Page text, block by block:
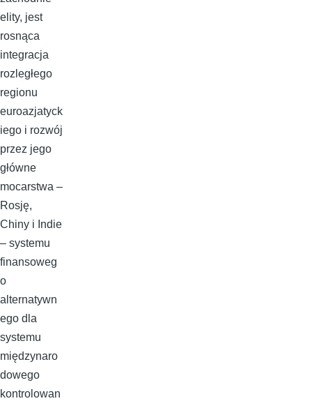
elity, jest
rosnąca
integracja
rozległego
regionu
euroazjatyck
iego i rozwój
przez jego
główne
mocarstwa –
Rosję,
Chiny i Indie
– systemu
finansoweg
o
alternatywn
ego dla
systemu
międzynaro
dowego
kontrolowan